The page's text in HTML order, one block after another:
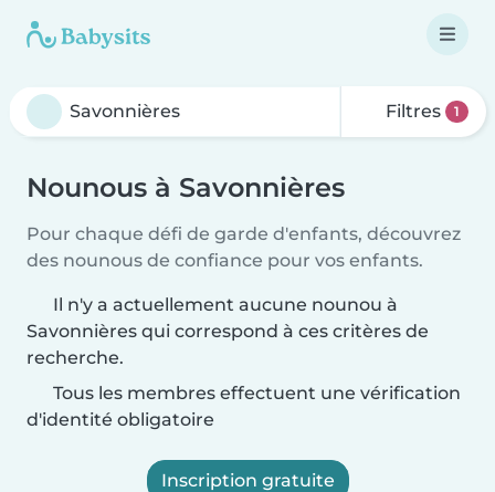
Filtres 1
Nounous à Savonnières
Pour chaque défi de garde d'enfants, découvrez
des nounous de confiance pour vos enfants.
Il n'y a actuellement aucune nounou à
Savonnières qui correspond à ces critères de
recherche.
Tous les membres effectuent une vérification
d'identité obligatoire
Inscription gratuite